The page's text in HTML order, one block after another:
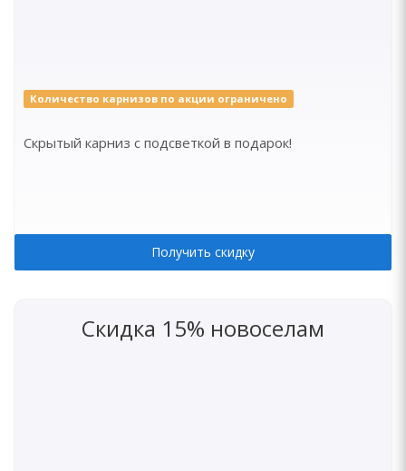
Количество карнизов по акции ограничено
Скрытый карниз с подсветкой в подарок!
Получить скидку
Скидка 15% новоселам